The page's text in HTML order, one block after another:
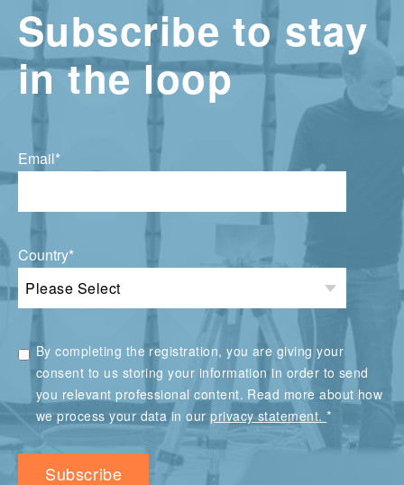
Subscribe to stay
in the loop
Email*
Country*
By completing the registration, you are giving your
consent to us storing your information in order to send
you relevant professional content. Read more about how
we process your data in ourprivacy statement.*